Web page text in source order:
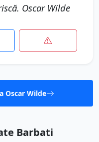
Oscar Wilde
Oscar Wilde
Barbati